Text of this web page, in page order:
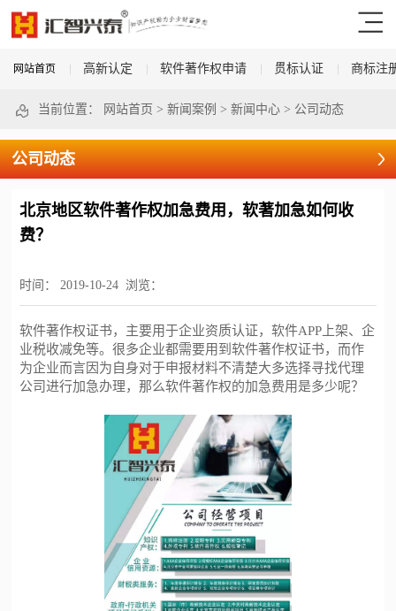
网站首页 高新认定 软件著作权申请 贯标认证 商标注
当前位置： 网站首页 > 新闻案例 > 新闻中心> 公司动态
公司动态
北京地区软件著作权加急费用，软著加急如何收
费？
时间： 2019-10-24 浏览：
软件著作权证书， 主要用于企业资质认证，软件APP 上架、企
业税收减免等。很多企业都需要用到软件著作权证书， 而作
为企业而言因为自身对于申报材料不清楚大多选择寻找代理
公司进行加急办理， 那么软件著作权的加急费用是多少呢？